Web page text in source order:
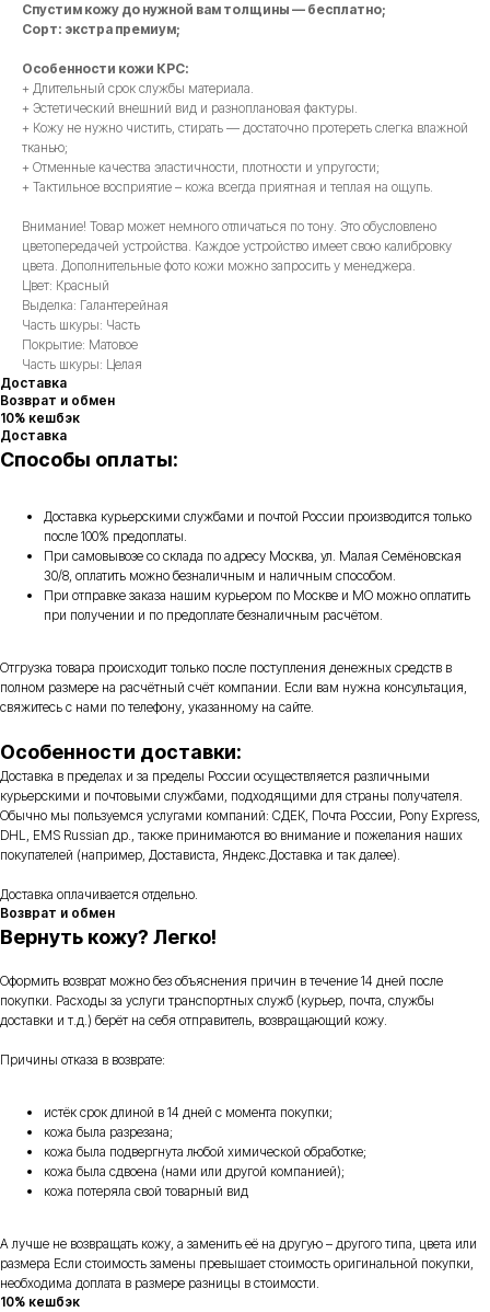
Спустим кожу до нужной вам толщины — бесплатно;
Сорт: экстра премиум;
Особенности кожи КРС:
+ Длительный срок службы материала.
+ Эстетический внешний вид и разноплановая фактуры.
+ Кожу не нужно чистить, стирать — достаточно протереть слегка влажной
тканью;
+ Отменные качества эластичности, плотности и упругости;
+ Тактильное восприятие – кожа всегда приятная и теплая на ощупь.
Внимание! Товар может немного отличаться по тону. Это обусловлено
цветопередачей устройства. Каждое устройство имеет свою калибровку
цвета. Дополнительные фото кожи можно запросить у менеджера.
Цвет: Красный
Выделка: Галантерейная
Часть шкуры: Часть
Покрытие: Матовое
Часть шкуры: Целая
Доставка
Возврат и обмен
10% кешбэк
Доставка
Способы оплаты:
Доставка курьерскими службами и почтой России производится только
после 100% предоплаты.
При самовывозе со склада по адресу Москва, ул. Малая Семёновская
30/8, оплатить можно безналичным и наличным способом.
При отправке заказа нашим курьером по Москве и МО можно оплатить
при получении и по предоплате безналичным расчётом.
Отгрузка товара происходит только после поступления денежных средств в
полном размере на расчётный счёт компании. Если вам нужна консультация,
свяжитесь с нами по телефону, указанному на сайте.
Особенности доставки:
Доставка в пределах и за пределы России осуществляется различными
курьерскими и почтовыми службами, подходящими для страны получателя.
Обычно мы пользуемся услугами компаний: СДЕК, Почта России, Pony Express,
DHL, EMS Russian др., также принимаются во внимание и пожелания наших
покупателей (например, Достависта, Яндекс.Доставка и так далее).
Доставка оплачивается отдельно.
Возврат и обмен
Вернуть кожу? Легко!
Оформить возврат можно без объяснения причин в течение 14 дней после
покупки. Расходы за услуги транспортных служб (курьер, почта, службы
доставки и т.д.) берёт на себя отправитель, возвращающий кожу.
Причины отказа в возврате:
истёк срок длиной в 14 дней с момента покупки;
кожа была разрезана;
кожа была подвергнута любой химической обработке;
кожа была сдвоена (нами или другой компанией);
кожа потеряла свой товарный вид
А лучше не возвращать кожу, а заменить её на другую – другого типа, цвета или
размера Если стоимость замены превышает стоимость оригинальной покупки,
необходима доплата в размере разницы в стоимости.
10% кешбэк